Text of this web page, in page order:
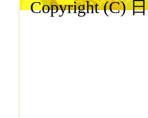
Copyright (C)